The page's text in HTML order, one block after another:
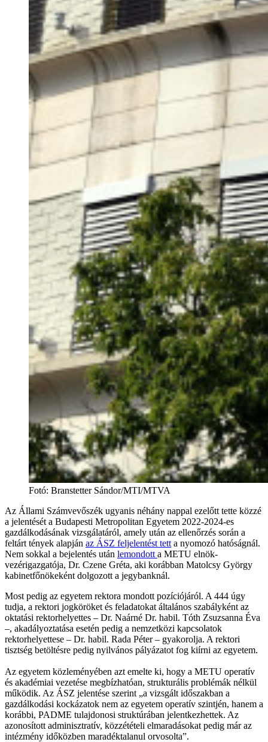
Fotó: Branstetter Sándor/MTI/MTVA
Az Állami Számvevőszék ugyanis néhány nappal ezelőtt tette közzé
a jelentését a Budapesti Metropolitan Egyetem 2022-2024-es
gazdálkodásának vizsgálatáról, amely után az ellenőrzés során a
feltárt tények alapján az ÁSZ feljelentést tett a nyomozó hatóságnál.
Nem sokkal a bejelentés után lemondott a METU elnök-
vezérigazgatója, Dr. Czene Gréta, aki korábban Matolcsy György
kabinetfőnökeként dolgozott a jegybanknál.
Most pedig az egyetem rektora mondott pozíciójáról. A 444 úgy
tudja, a rektori jogköröket és feladatokat általános szabályként az
oktatási rektorhelyettes – Dr. Naárné Dr. habil. Tóth Zsuzsanna Éva
–, akadályoztatása esetén pedig a nemzetközi kapcsolatok
rektorhelyettese – Dr. habil. Rada Péter – gyakorolja. A rektori
tisztség betöltésre pedig nyilvános pályázatot fog kiírni az egyetem.
Az egyetem közleményében azt emelte ki, hogy a METU operatív
és akadémiai vezetése megbízhatóan, strukturális problémák nélkül
működik. Az ÁSZ jelentése szerint „a vizsgált időszakban a
gazdálkodási kockázatok nem az egyetem operatív szintjén, hanem a
korábbi, PADME tulajdonosi struktúrában jelentkezhettek. Az
azonosított adminisztratív, közzétételi elmaradásokat pedig már az
intézmény időközben maradéktalanul orvosolta”.